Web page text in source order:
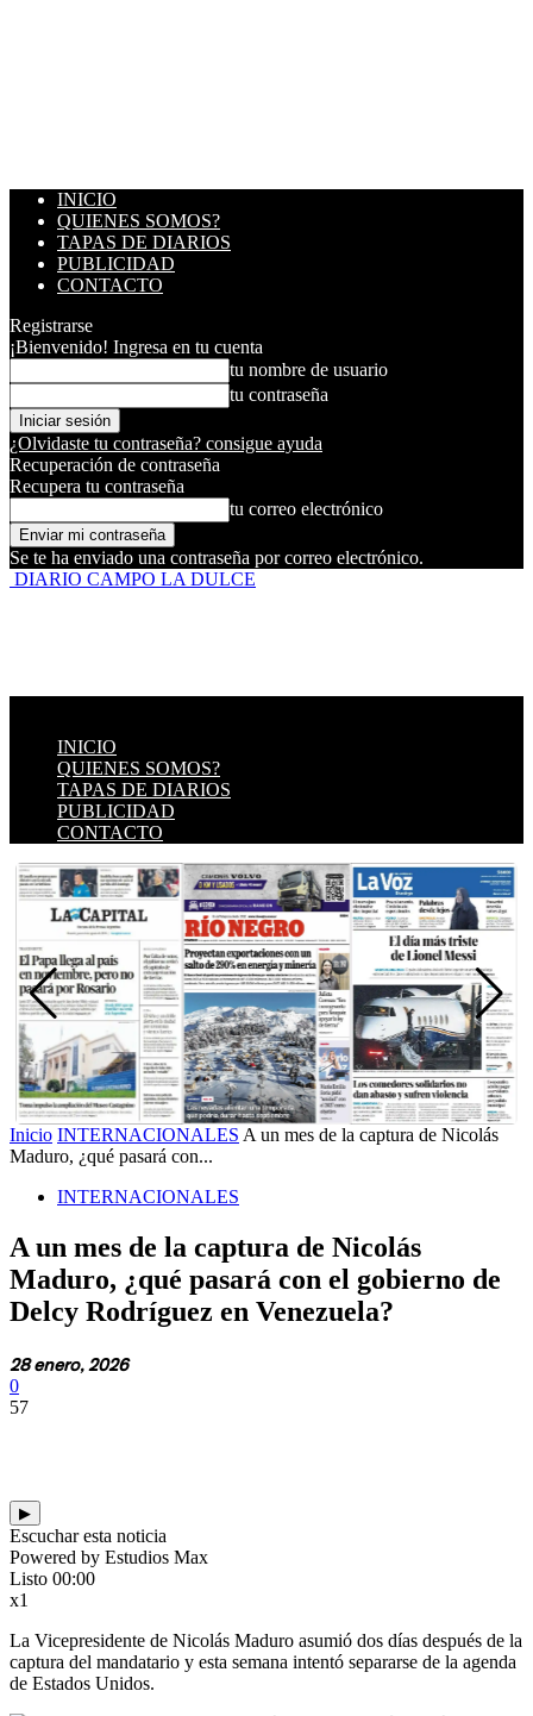
INICIO
QUIENES SOMOS?
TAPAS DE DIARIOS
PUBLICIDAD
CONTACTO
Registrarse
¡Bienvenido! Ingresa en tu cuenta
tu nombre de usuario
tu contraseña
¿Olvidaste tu contraseña? consigue ayuda
Recuperación de contraseña
Recupera tu contraseña
tu correo electrónico
Se te ha enviado una contraseña por correo electrónico.
DIARIO CAMPO LA DULCE
INICIO
QUIENES SOMOS?
TAPAS DE DIARIOS
PUBLICIDAD
CONTACTO
Inicio INTERNACIONALES A un mes de la captura de Nicolás
Maduro, ¿qué pasará con...
INTERNACIONALES
A un mes de la captura de Nicolás
Maduro, ¿qué pasará con el gobierno de
Delcy Rodríguez en Venezuela?
28 enero, 2026
0
57
▶
Escuchar esta noticia
Powered by Estudios Max
Listo 00:00
x1
La Vicepresidente de Nicolás Maduro asumió dos días después de la
captura del mandatario y esta semana intentó separarse de la agenda
de Estados Unidos.